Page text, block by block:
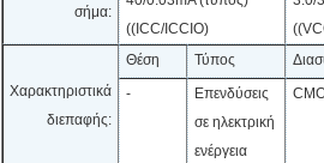
σήμα:
((ICC/ICCIO)
Χαρακτηριστικά
διεπαφής:
Θέση Τύπος
-
Επενδύσεις
σε ηλεκτρική
ενέργεια